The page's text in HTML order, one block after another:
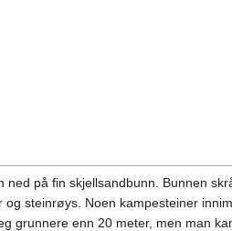
på fin skjellsandbunn. Bunnen
steinrøys. Noen kampesteiner
grunnere enn 20 meter, men man